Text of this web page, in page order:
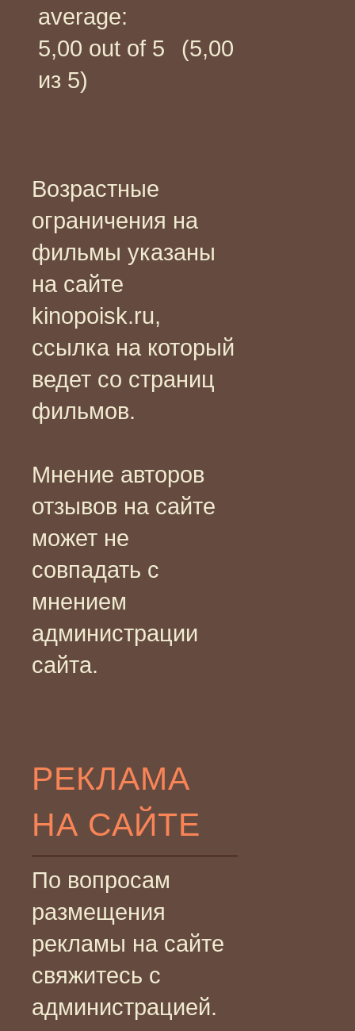
(5,00
из 5)
Возрастные
ограничения на
фильмы указаны
на сайте
kinopoisk.ru,
ссылка на который
ведет со страниц
фильмов.
Мнение авторов
отзывов на сайте
может не
совпадать с
мнением
администрации
сайта.
РЕКЛАМА
НА САЙТЕ
По вопросам
размещения
рекламы на сайте
свяжитесь с
администрацией.